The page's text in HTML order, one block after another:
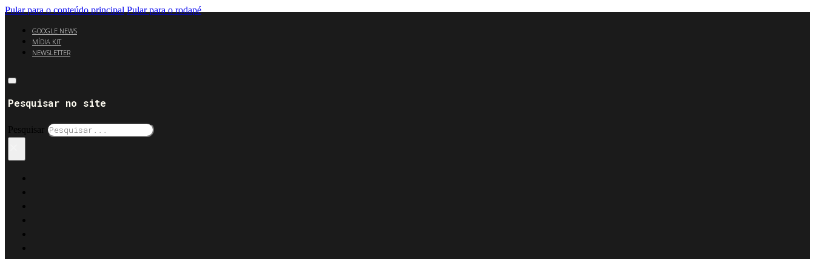
Pular para o conteúdo principal Pular para o rodapé
GOOGLE NEWS
MÍDIA KIT
NEWSLETTER
Pesquisar no site
Pesquisar